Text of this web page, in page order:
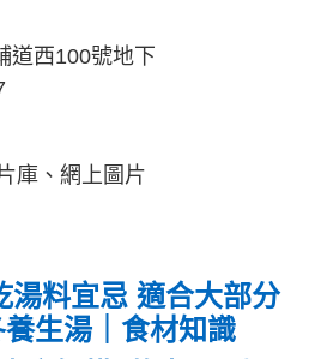
道西100號地下
庫、網上圖片
湯料宜忌 適合大部分
生湯｜食材知識